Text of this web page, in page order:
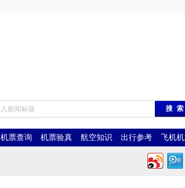
机票查询 机票验真 航空知识 出行参考 飞机